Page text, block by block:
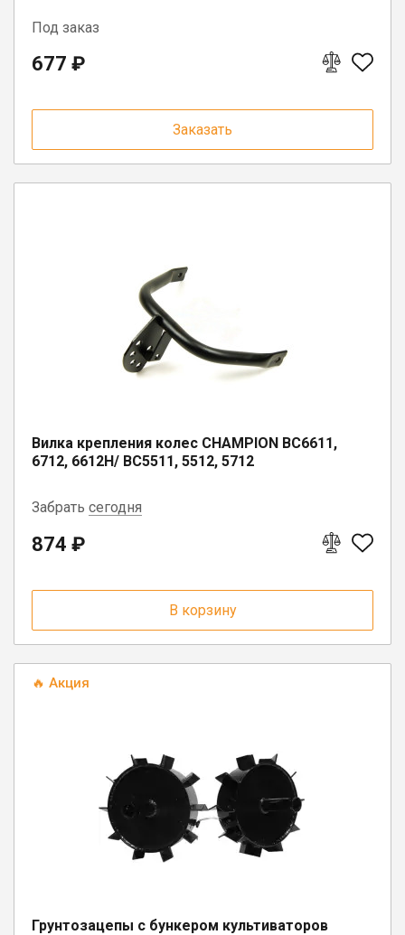
Под заказ
677 ₽
Заказать
Вилка крепления колес CHAMPION BC6611,
6712, 6612H/ ВС5511, 5512, 5712
Забрать сегодня
г. Вологда, ул. Саммера, д. 23
874 ₽
В корзину
🔥 Акция
Грунтозацепы с бункером культиваторов